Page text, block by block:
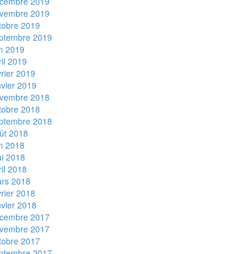
2019
2019
2019
2019
2019
2019
2019
2018
2018
2018
2018
2018
2018
2018
2018
2018
2018
2017
2017
2017